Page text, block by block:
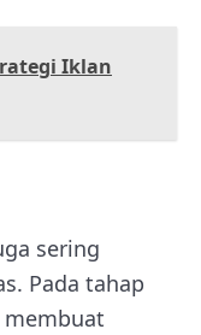
Iklan
sering
Pada tahap